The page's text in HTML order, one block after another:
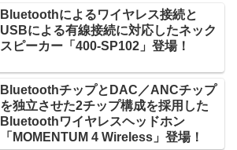
Bluetoothによるワイヤレス接続と
USBによる有線接続に対応したネック
スピーカー「400-SP102」登場！
BluetoothチップとDAC／ANCチップ
を独立させた2チップ構成を採用した
Bluetoothワイヤレスヘッドホン
「MOMENTUM 4 Wireless」登場！